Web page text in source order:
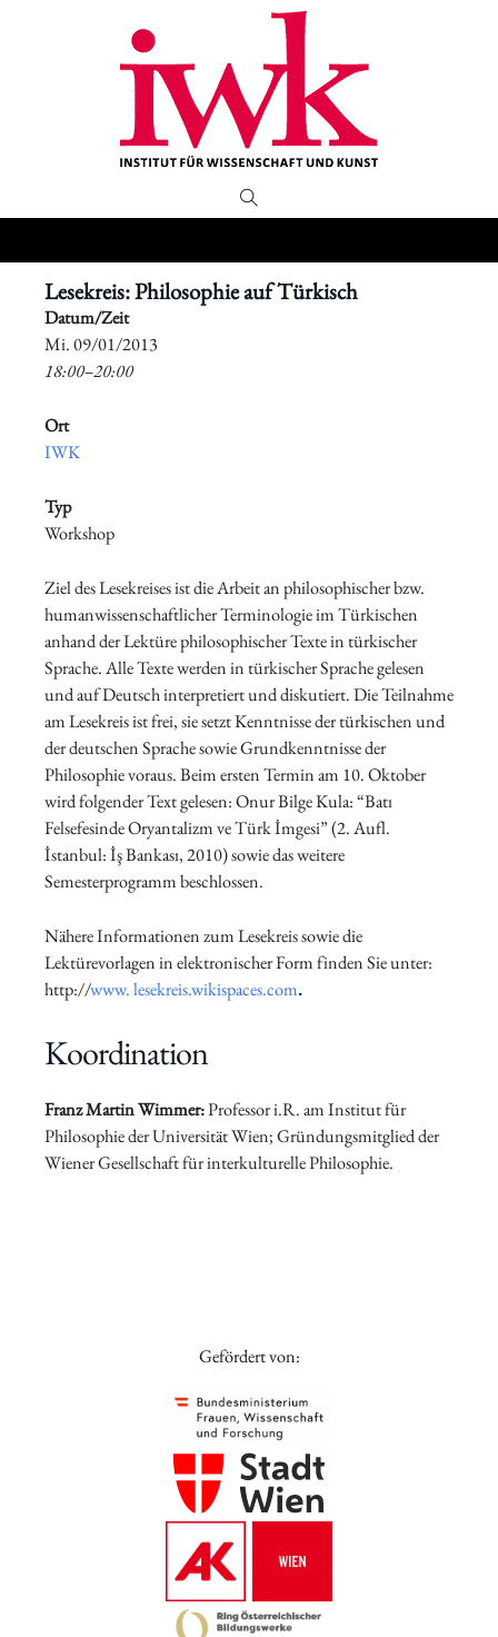
Lesekreis: Philosophie auf Türkisch
Datum/Zeit
​Mi. 09/01/2013
18:00–20:00
Ort
IWK
Typ
Workshop
Ziel des Lesekreises ist die Arbeit an philosophischer bzw.
humanwissenschaftlicher Terminologie im Türkischen
anhand der Lektüre philosophischer Texte in türkischer
Sprache. Alle Texte werden in türkischer Sprache gelesen
und auf Deutsch interpretiert und diskutiert. Die Teilnahme
am Lesekreis ist frei, sie setzt Kenntnisse der türkischen und
der deutschen Sprache sowie Grundkenntnisse der
Philosophie voraus. Beim ersten Termin am 10. Oktober
wird folgender Text gelesen: Onur Bilge Kula: “Batı
Felsefesinde Oryan­talizm ve Türk İmgesi” (2. Aufl.
İstanbul: İş Bankası, 2010) sowie das weitere
Semesterprogramm beschlossen.
Nähere Informationen zum Lesekreis sowie die
Lektürevorlagen in elektronischer Form finden Sie unter:
http://www. lesekreis.wikispaces.com.
Koordination
Franz Martin Wimmer:Professor i.R. am Institut für
Philosophie der Universität Wien; Gründungsmitglied der
Wiener Gesellschaft für interkulturelle Philosophie.
Gefördert von: